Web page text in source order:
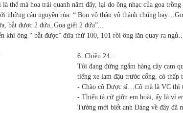
là thế mà hoa trái quanh năm đấy, lại do ông nhạc của goa
những câu nguyền rủa: “ Bọn vô thần vô thánh chúng
bắt được 2 đứa..Goa giết 2 đứa”...
khi ông “ bắt được” đứa thứ 100, 101 rồi ông lăn quay ra ngủ…
6. Chiều 24...
Tôi đang đứng ngắm hàng cây cam
tiếng xe lam đậu trước cổng, có thấp
- Chào cô Dược sĩ…Cô mà là VC thì
- Thiếu tá cứ giỡn em hoài, ấy là vì
Tướng mới biết anh Đáng về đây